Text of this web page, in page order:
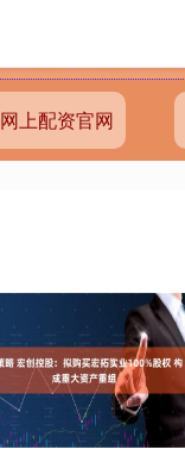
网上配资官网